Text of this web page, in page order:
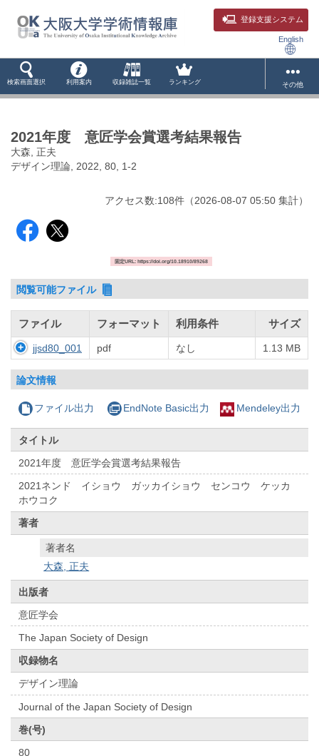
登録支援システム
English
検索画面選択 利用案内 収録雑誌一覧 ランキング その他
2021年度 意匠学会賞選考結果報告
大森, 正夫
デザイン理論, 2022, 80, 1-2
アクセス数:108件 （2026-08-07 05:50 集計）
固定URL: https://doi.org/10.18910/89268
閲覧可能ファイル
ファイル フォーマット 利用条件 サイズ
jjsd80_001 pdf なし 1.13 MB
論文情報
ファイル出力 EndNote Basic出力 Mendeley出力
タイトル
2021年度 意匠学会賞選考結果報告
2021ネンド イショウ ガッカイショウ センコウ ケッカ
ホウコク
著者
著者名
大森, 正夫
出版者
意匠学会
The Japan Society of Design
収録物名
デザイン理論
Journal of the Japan Society of Design
巻(号)
80